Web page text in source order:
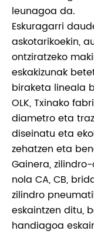
leunagoa da.
Eskuragarri
askotarikoekin,
ontziratzeko
eskakizunak
biraketa lineala
OLK, Txinako
diametro eta
diseinatu eta
zehatzen eta
Gainera,
nola CA, CB,
zilindro
eskaintzen ditu,
handiagoa